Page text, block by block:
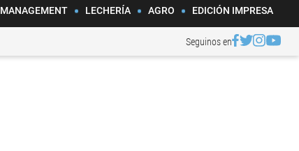
MANAGEMENT LECHERÍA AGRO EDICIÓN IMPRESA
Seguinos en